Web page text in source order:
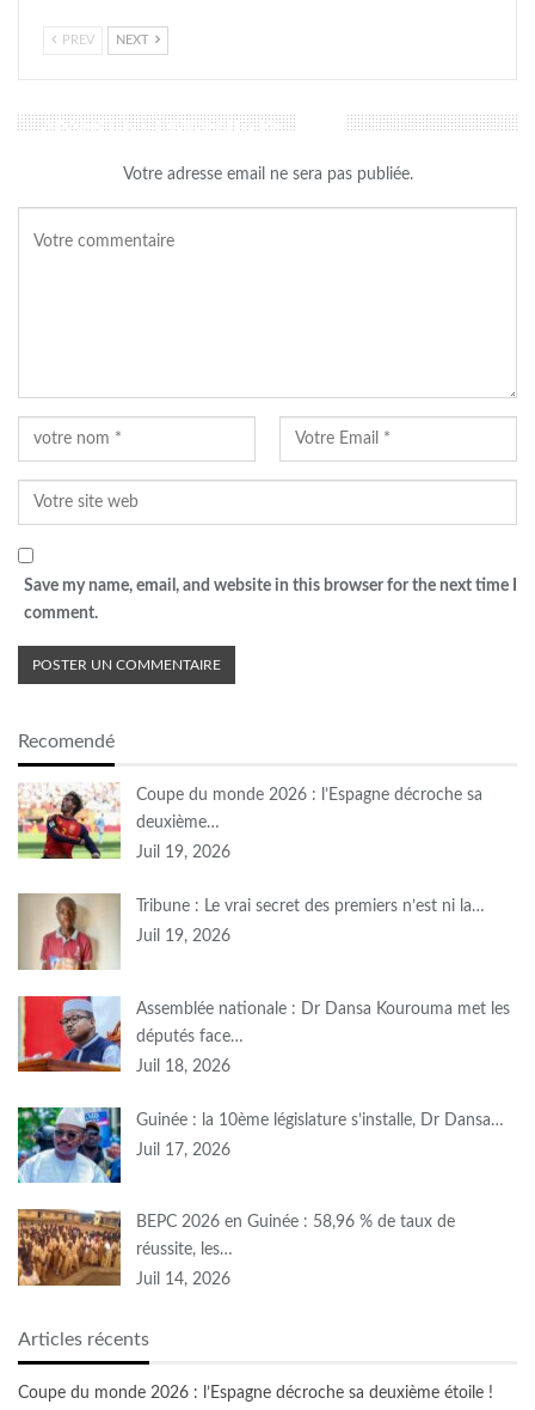
PREV NEXT
LAISSER UN COMMENTAIRE
Votre adresse email ne sera pas publiée.
Save my name, email, and website in this browser for the next time I
comment.
Recomendé
Coupe du monde 2026 : l’Espagne décroche sa
deuxième…
Juil 19, 2026
Tribune : Le vrai secret des premiers n’est ni la…
Juil 19, 2026
Assemblée nationale : Dr Dansa Kourouma met les
députés face…
Juil 18, 2026
Guinée : la 10ème législature s’installe, Dr Dansa…
Juil 17, 2026
BEPC 2026 en Guinée : 58,96 % de taux de
réussite, les…
Juil 14, 2026
Articles récents
Coupe du monde 2026 : l’Espagne décroche sa deuxième étoile !